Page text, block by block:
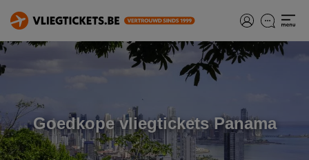
Goedkope vliegtickets Panama